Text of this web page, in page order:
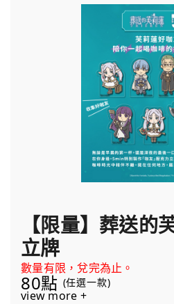
【限量】葬送的
立牌
數量有限，兌完為止。
80點 (任選一款)
view more +